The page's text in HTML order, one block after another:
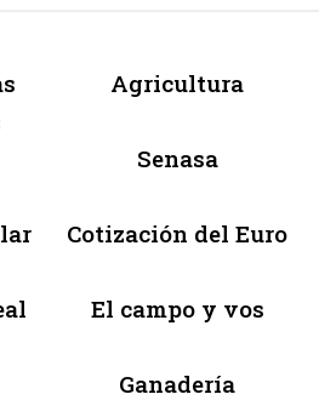
Agricultura
Senasa
Cotización del Euro
El campo y vos
Ganadería